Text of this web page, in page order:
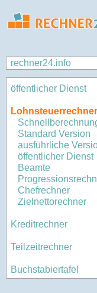
rechner24.info
öffentlicher Dienst
Lohnsteuerrechner
Standard Version
ausführliche
öffentlicher Dienst
Beamte
Chefrechner
Zielnettorechner
Kreditrechner
Teilzeitrechner
Buchstabiertafel